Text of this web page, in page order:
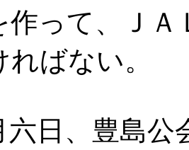
作って、Ｊ
ばない。
日、豊島公